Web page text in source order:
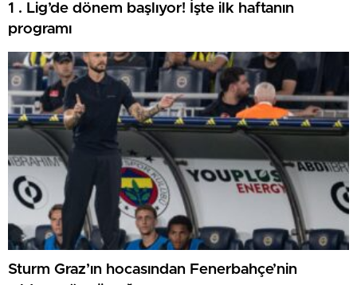
1 . Lig’de dönem başlıyor! İşte ilk haftanın
programı
Sturm Graz’ın hocasından Fenerbahçe’nin